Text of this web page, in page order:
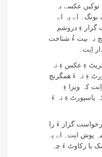
عکسے بہ
ءَ گرگ بوتگ۔ اے پہ اے
گزار ءِ دروشم
بہ بیت ءُ شناخت
اِیت۔
ءِ عکس ءِ تہ
ءِ تہ ءَ ھمگرنچ
کہ ویزا ءِ
پاسپورٹ ءِ تہ ءَ
گزار ءَ را
پوش ایت۔ اے پہ
یا رکاوٹ ءَ چہ